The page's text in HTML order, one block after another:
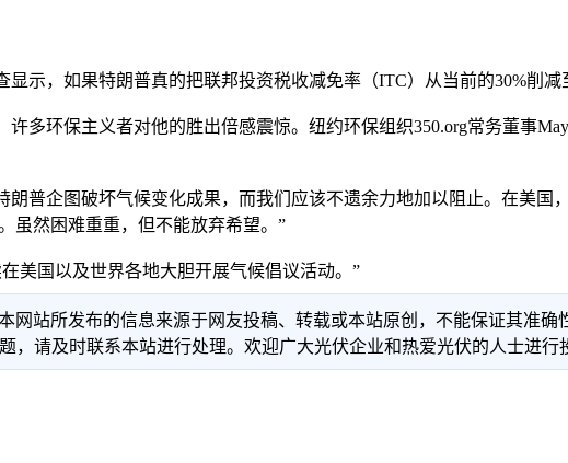
，如果特朗普真的把联邦投资税收减免率（ITC）从当前的30%削减
环保主义者对他的胜出倍感震惊。纽约环保组织350.org常务董事
普企图破坏气候变化成果，而我们应该不遗余力地加以阻止。在美国
虽然困难重重，但不能放弃希望。”
美国以及世界各地大胆开展气候倡议活动。”
网站所发布的信息来源于网友投稿、转载或本站原创，不能保证其准
，请及时联系本站进行处理。欢迎广大光伏企业和热爱光伏的人士进行